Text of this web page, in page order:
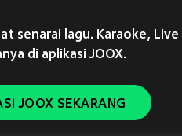
senarai lagu. Karaoke, Live
di aplikasi JOOX.
JOOX SEKARANG